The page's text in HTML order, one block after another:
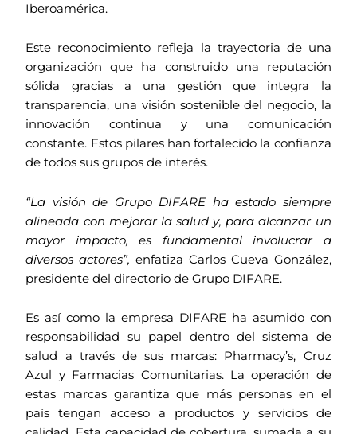
Iberoamérica.
Este reconocimiento refleja la trayectoria de una
organización que ha construido una reputación
sólida gracias a una gestión que integra la
transparencia, una visión sostenible del negocio, la
innovación continua y una comunicación
constante. Estos pilares han fortalecido la confianza
de todos sus grupos de interés.
“La visión de Grupo DIFARE ha estado siempre
alineada con mejorar la salud y, para alcanzar un
mayor impacto, es fundamental involucrar a
diversos actores”, enfatiza Carlos Cueva González,
presidente del directorio de Grupo DIFARE.
Es así como la empresa DIFARE ha asumido con
responsabilidad su papel dentro del sistema de
salud a través de sus marcas: Pharmacy’s, Cruz
Azul y Farmacias Comunitarias. La operación de
estas marcas garantiza que más personas en el
país tengan acceso a productos y servicios de